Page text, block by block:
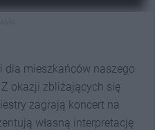
mieszkańców naszego
okazji zbliżających się
zagrają koncert na
własną interpretację